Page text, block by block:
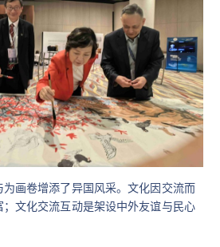
画卷增添了异国风采。文化因交流而
文化交流互动是架设中外友谊与民心